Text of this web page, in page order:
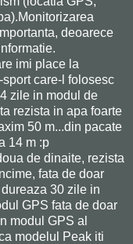
deoarece
imi place la
care-l folosesc
zile in modul de
rezista in apa foarte
50 m...din pacate
14 m :p
de dinaite, rezista
fata de doar
30 zile in
GPS fata de doar
modul GPS al
modelul Peak iti